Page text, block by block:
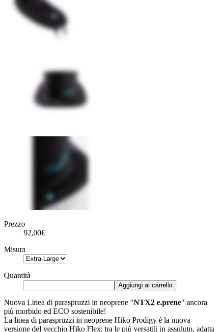
Prezzo
92,00€
Misura
Quantità
Aggiungi al carrello
Nuova Linea di paraspruzzi in neoprene "NTX2 e.prene" ancora
più morbido ed ECO sostenibile!
La linea di paraspruzzi in neoprene Hiko Prodigy è la nuova
versione del vecchio Hiko Flex: tra le più versatili in assuluto, adatta